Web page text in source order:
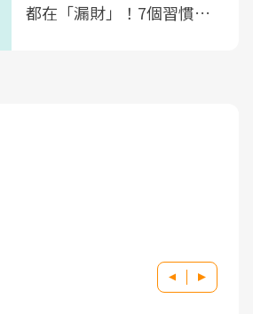
都在「漏財」！7個習慣一